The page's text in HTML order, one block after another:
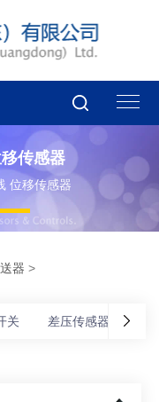
传感器
位移传感器
器 >
关 差压传感器